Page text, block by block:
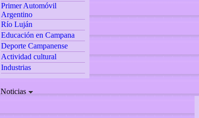
Primer Automóvil
Argentino
Río Luján
Educación en Campana
Deporte Campanense
Actividad cultural
Industrias
Noticias